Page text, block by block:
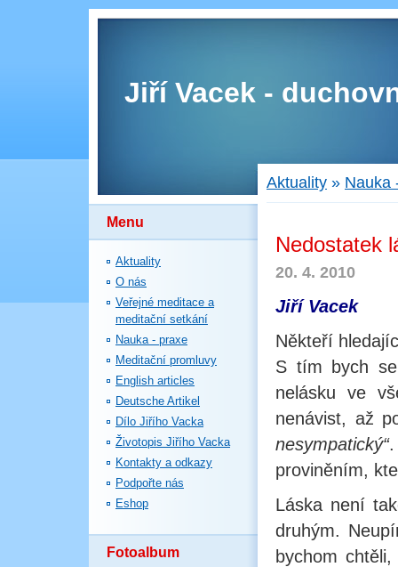
Jiří Vacek -
Menu
Aktuality
O nás
Veřejné meditace a
meditační setkání
Nauka - praxe
Meditační promluvy
English articles
Deutsche Artikel
Dílo Jiřího Vacka
Životopis Jiřího Vacka
Kontakty a odkazy
Podpořte nás
Eshop
Fotoalbum
Aktuality » Nauka
Nedostatek
20. 4. 2010
Jiří Vacek
Někteří
S tím bych
nelásku ve
nenávist, až
nesympatický“
proviněním,
Láska není
druhým.
bychom